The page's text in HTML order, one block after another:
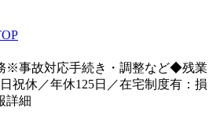
※事故対応手続き・調整など◆残業
祝休／年休125日／在宅制度有：損
詳細